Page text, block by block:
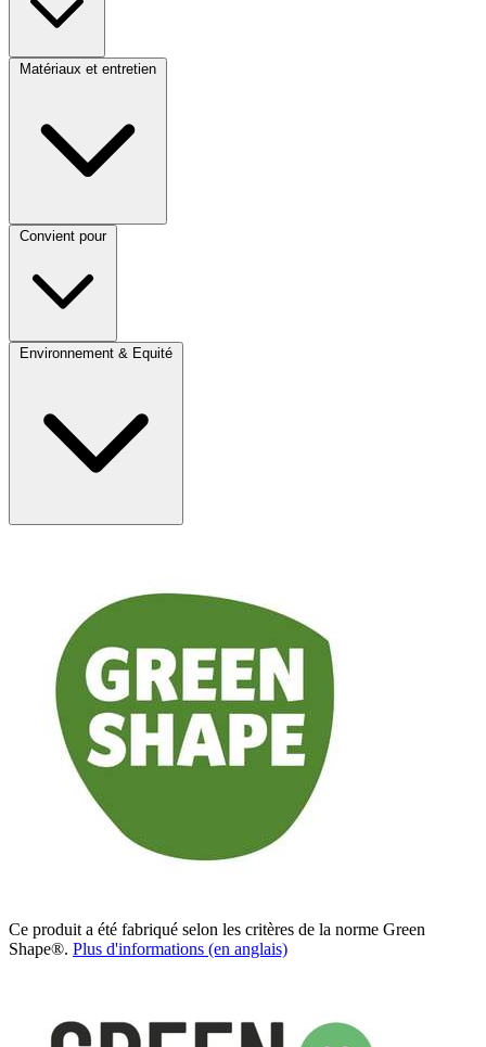
Matériaux et entretien
Convient pour
Environnement & Equité
Ce produit a été fabriqué selon les critères de la norme Green
Shape®. Plus d'informations (en anglais)